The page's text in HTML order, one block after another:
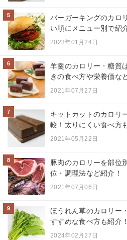
5
バーガーキングのカロ
い順にメニュー別で紹
2023年01月24日
6
羊羹のカロリー・糖質
きの食べ方や栄養価な
2021年07月27日
7
キットカットのカロリ
較！太りにくい食べ方
2021年05月22日
8
豚肉のカロリーを部位
位・調理法など紹介！
2021年07月06日
9
ほうれん草のカロリー
すすめな食べ方も紹介！
2024年02月27日